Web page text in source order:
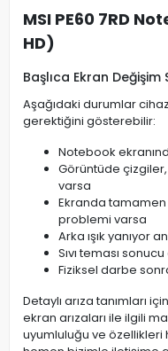
MSI PE60 7RD
HD)
Başlıca Ekran Değişim
Aşağıdaki durumlar
gerektiğini gösterebilir:
Notebook
Görüntüde
varsa
Ekranda
problemi varsa
Arka ışık yanıyor
Sıvı teması
Fiziksel darbe
Detaylı arıza tanımları
ekran arızaları ile ilgili
uyumluluğu ve özellikleri